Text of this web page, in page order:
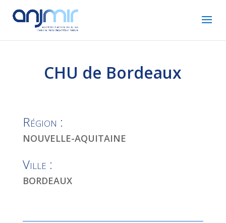
CHU de Bordeaux
Région :
NOUVELLE-AQUITAINE
Ville :
BORDEAUX